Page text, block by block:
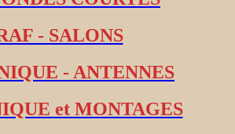
- SALONS
- ANTENNES
et MONTAGES